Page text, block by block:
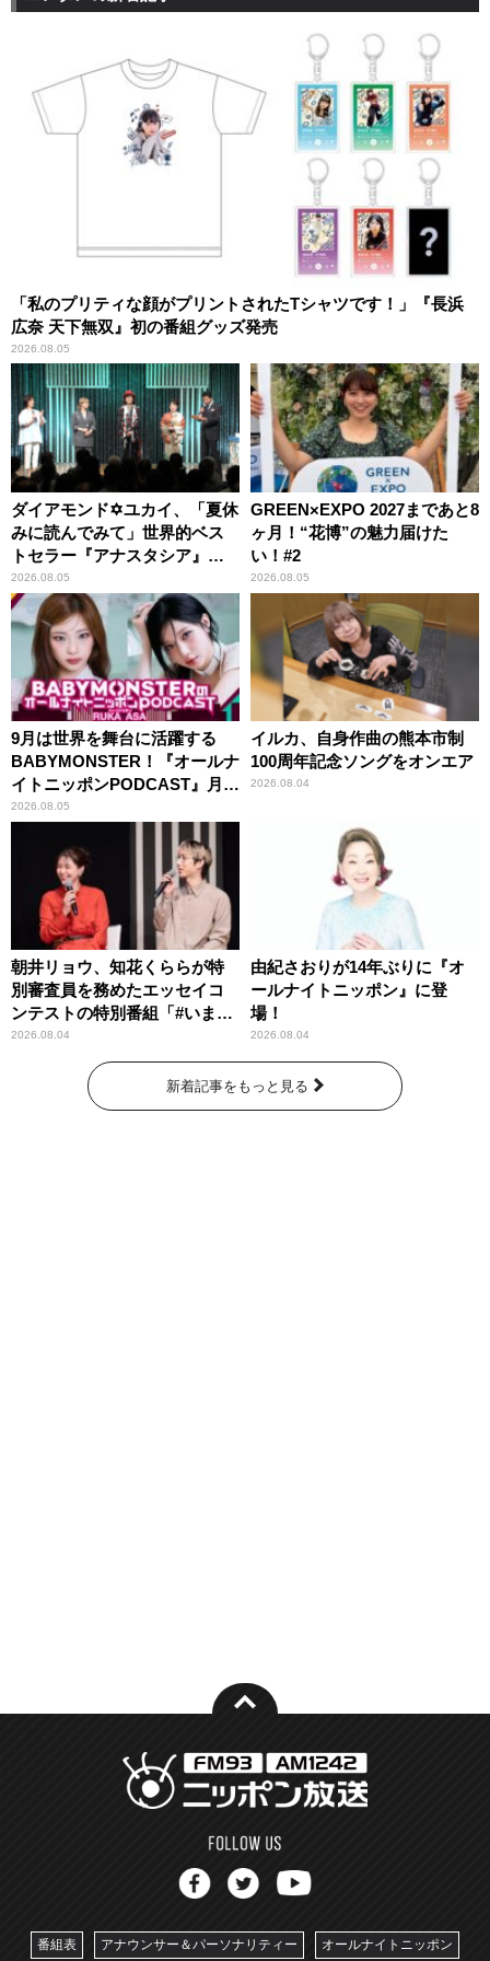
「私のプリティな顔がプリントされたTシャツです！」『長浜
広奈 天下無双』初の番組グッズ発売
2026.08.05
ダイアモンド✡ユカイ、「夏休
みに読んでみて」世界的ベス
トセラー『アナスタシア』を
紹介
2026.08.05
GREEN×EXPO 2027まであと8
ヶ月！“花博”の魅力届けた
い！#2
2026.08.05
9月は世界を舞台に活躍する
BABYMONSTER！『オールナ
イトニッポンPODCAST』月替
わりパーソナリティ
2026.08.05
イルカ、自身作曲の熊本市制
100周年記念ソングをオンエア
2026.08.04
朝井リョウ、知花くららが特
別審査員を務めたエッセイコ
ンテストの特別番組「#いまあ
なたに伝えたいこと」
2026.08.04
由紀さおりが14年ぶりに『オ
ールナイトニッポン』に登
場！
2026.08.04
新着記事をもっと見る
番組表 アナウンサー＆パーソナリティー オールナイトニッポン